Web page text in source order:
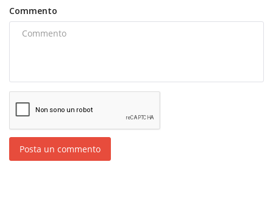
Commento
Posta un commento